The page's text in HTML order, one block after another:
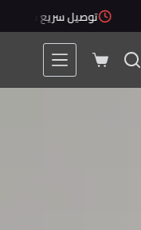
توصيل سريع خلال 1 - 5 أيام
عربة